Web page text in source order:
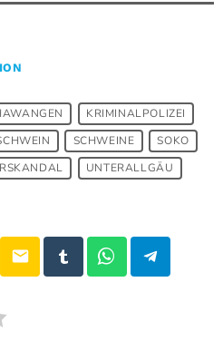
KRIMINALPOLIZEI
SCHWEINE
SOKO
UNTERALLGÄU
email